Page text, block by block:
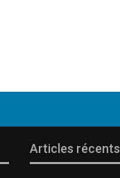
Articles récents